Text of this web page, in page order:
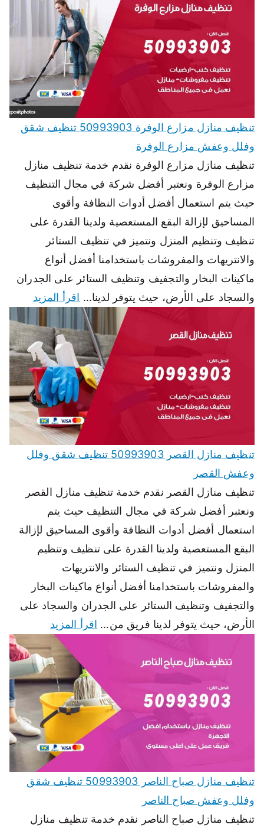
تنظيف منازل مزارع الوفرة 50993903 تنظيف شقق
وفلل وعفش مزارع الوفرة
تنظيف منازل مزارع الوفرة نقدم خدمة تنظيف منازل
مزارع الوفرة ونعتبر أفضل شركة في مجال التنظيف
حيث يتم استعمال أفضل أدوات النظافة وأقوى
المساحيق لإزالة البقع المستعصية ولدينا القدرة على
تنظيف وتنظيم المنزل ونتميز في تنظيف الستائر
والانتريهات والمفروشات باستخدامنا أفضل أنواع
ماكينات البخار والتجفيف وتنظيف الستائر على الجدران
والسجاد على الأرض، حيث يتوفر لدينا… اقرأ المزيد
تنظيف منازل القصر 50993903 تنظيف شقق وفلل
وعفش القصر
تنظيف منازل القصر نقدم خدمة تنظيف منازل القصر
ونعتبر أفضل شركة في مجال التنظيف حيث يتم
استعمال أفضل أدوات النظافة وأقوى المساحيق لإزالة
البقع المستعصية ولدينا القدرة على تنظيف وتنظيم
المنزل ونتميز في تنظيف الستائر والانتريهات
والمفروشات باستخدامنا أفضل أنواع ماكينات البخار
والتجفيف وتنظيف الستائر على الجدران والسجاد على
الأرض، حيث يتوفر لدينا فريق من… اقرأ المزيد
تنظيف منازل صباح الناصر 50993903 تنظيف شقق
وفلل وعفش صباح الناصر
تنظيف منازل صباح الناصر نقدم خدمة تنظيف منازل